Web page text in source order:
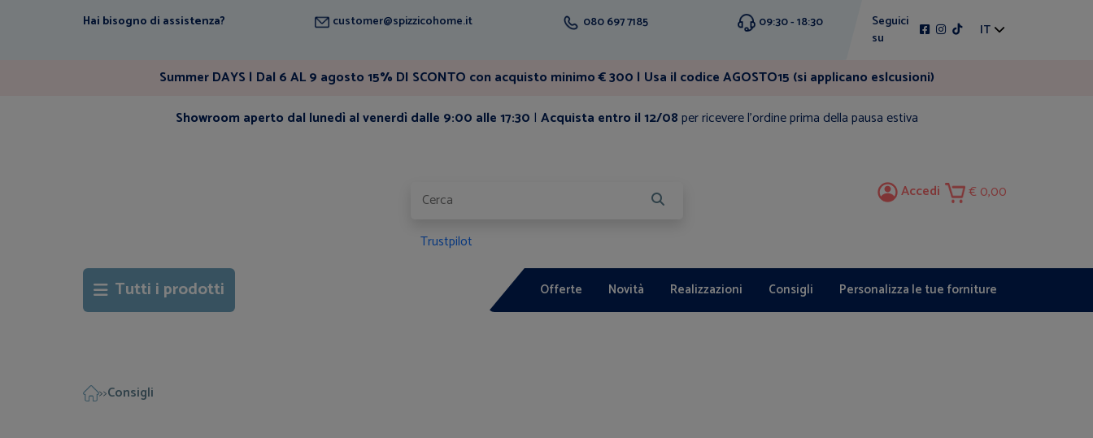
Hai bisogno di assistenza? customer@spizzicohome.it 080 697 7185 09:30 - 18:30
Seguici
su
IT
Summer DAYS | Dal 6 AL 9 agosto 15% DI SCONTO con acquisto minimo € 300 | Usa il codice AGOSTO15 (si applicano eslcusioni)
Showroom aperto dal lunedì al venerdì dalle 9:00 alle 17:30 | Acquista entro il 12/08per ricevere l'ordine prima della pausa estiva
Trustpilot
Accedi 0,00
Tutti i prodotti Offerte Novità Realizzazioni Consigli Personalizza le tue forniture
>>Consigli